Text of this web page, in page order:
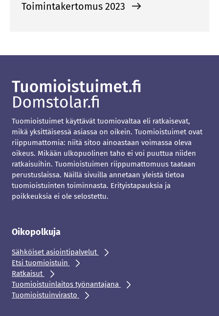
Toimintakertomus 2023
Tuomioistuimet käyttävät tuomiovaltaa eli ratkaisevat,
mikä yksittäisessä asiassa on oikein. Tuomioistuimet ovat
riippumattomia: niitä sitoo ainoastaan voimassa oleva
oikeus. Mikään ulkopuolinen taho ei voi puuttua niiden
ratkaisuihin. Tuomioistuimen riippumattomuus taataan
perustuslaissa. Näillä sivuilla annetaan yleistä tietoa
tuomioistuinten toiminnasta. Erityistapauksia ja
poikkeuksia ei ole selostettu.
Oikopolkuja
Sähköiset asiointipalvelut
Etsi tuomioistuin
Ratkaisut
Tuomioistuinlaitos työnantajana
Tuomioistuinvirasto